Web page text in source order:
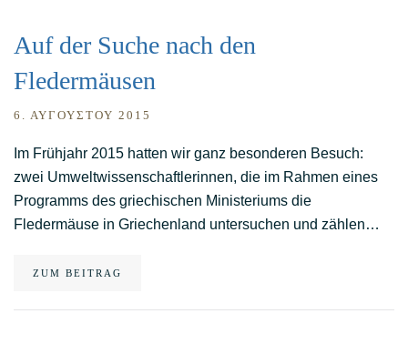
Auf der Suche nach den
Fledermäusen
6. ΑΥΓΟΎΣΤΟΥ 2015
Im Frühjahr 2015 hatten wir ganz besonderen Besuch:
zwei Umweltwissenschaftlerinnen, die im Rahmen eines
Programms des griechischen Ministeriums die
Fledermäuse in Griechenland untersuchen und zählen…
ZUM BEITRAG